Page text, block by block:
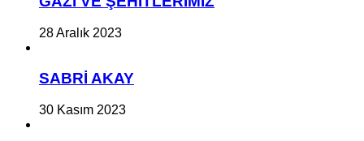
28 Aralık 2023
SABRİ AKAY
30 Kasım 2023